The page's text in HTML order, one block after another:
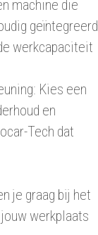
machine die
geïntegreerd
werkcapaciteit
Kies een
en
Tech dat
je graag bij het
werkplaats